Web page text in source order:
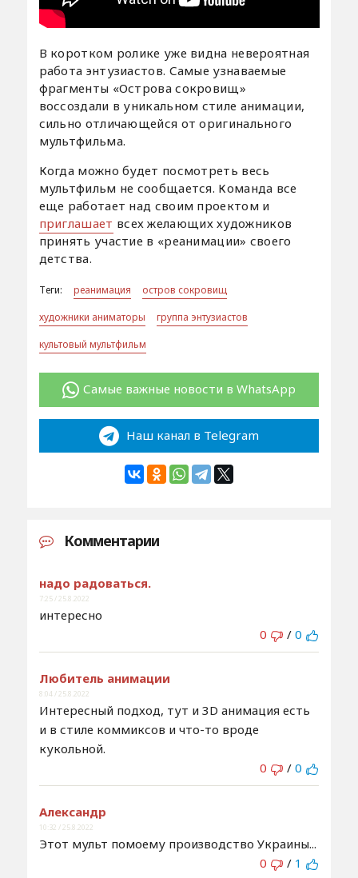
В коротком ролике уже видна невероятная
работа энтузиастов. Самые узнаваемые
фрагменты «Острова сокровищ»
воссоздали в уникальном стиле анимации,
сильно отличающейся от оригинального
мультфильма.
Когда можно будет посмотреть весь
мультфильм не сообщается. Команда все
еще работает над своим проектом и
приглашает всех желающих художников
принять участие в «реанимации» своего
детства.
Теги: реанимация
остров сокровищ
художники аниматоры
группа энтузиастов
культовый мультфильм
Самые важные новости в WhatsApp
Наш канал в Telegram
Комментарии
надо радоваться.
7:25 / 25.8.2022
интересно
0
/ 0
Любитель анимации
8:04 / 25.8.2022
Интересный подход, тут и 3D анимация есть
и в стиле коммиксов и что-то вроде
кукольной.
0
/ 0
Александр
10:32 / 25.8.2022
Этот мульт помоему производство Украины...
0
/ 1